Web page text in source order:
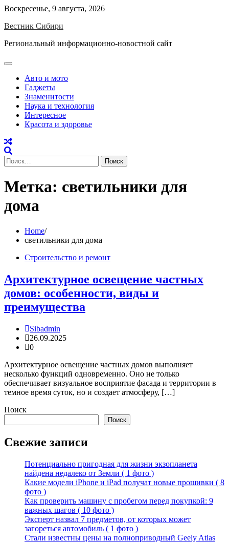
Skip
content
Воскресенье, 9 августа, 2026
Вестник Сибири
Региональный информационно-новостной сайт
Авто и мото
Гаджеты
Знаменитости
Наука и технология
Интересное
Красота и здоровье
Найти:
Метка: светильники для
дома
Home
светильники для дома
Строительство и ремонт
Архитектурное освещение частных
домов: особенности, виды и
преимущества
Sibadmin
26.09.2025
0
Архитектурное освещение частных домов выполняет
несколько функций одновременно. Оно не только
обеспечивает визуальное восприятие фасада и территории в
темное время суток, но и создает атмосферу, […]
Поиск
Поиск
Свежие записи
Потенциально пригодная для жизни экзопланета
найдена недалеко от Земли ( 1 фото )
Какие модели iPhone и iPad получат новые прошивки ( 8
фото )
Как проверить машину с пробегом перед покупкой: 9
важных шагов ( 10 фото )
Эксперт назвал 7 предметов, от которых может
загореться автомобиль ( 1 фото )
Стали известны цены на полноприводный Geely Atlas